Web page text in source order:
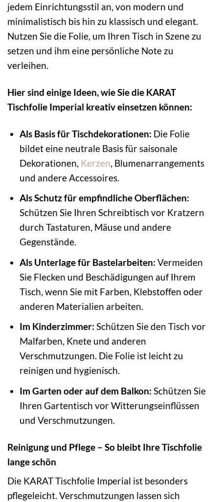
jedem Einrichtungsstil an, von modern und
minimalistisch bis hin zu klassisch und elegant.
Nutzen Sie die Folie, um Ihren Tisch in Szene zu
setzen und ihm eine persönliche Note zu
verleihen.
Hier sind einige Ideen, wie Sie die KARAT
Tischfolie Imperial kreativ einsetzen können:
Als Basis für Tischdekorationen: Die Folie
bildet eine neutrale Basis für saisonale
Dekorationen, Kerzen, Blumenarrangements
und andere Accessoires.
Als Schutz für empfindliche Oberflächen:
Schützen Sie Ihren Schreibtisch vor Kratzern
durch Tastaturen, Mäuse und andere
Gegenstände.
Als Unterlage für Bastelarbeiten: Vermeiden
Sie Flecken und Beschädigungen auf Ihrem
Tisch, wenn Sie mit Farben, Klebstoffen oder
anderen Materialien arbeiten.
Im Kinderzimmer: Schützen Sie den Tisch vor
Malfarben, Knete und anderen
Verschmutzungen. Die Folie ist leicht zu
reinigen und hygienisch.
Im Garten oder auf dem Balkon: Schützen Sie
Ihren Gartentisch vor Witterungseinflüssen
und Verschmutzungen.
Reinigung und Pflege – So bleibt Ihre Tischfolie
lange schön
Die KARAT Tischfolie Imperial ist besonders
pflegeleicht. Verschmutzungen lassen sich